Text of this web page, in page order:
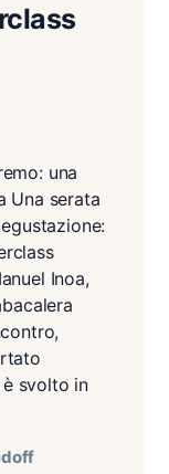
una
Una serata
Inoa,
è svolto in